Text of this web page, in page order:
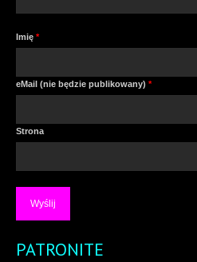
Imię *
eMail (nie będzie publikowany) *
Strona
PATRONITE